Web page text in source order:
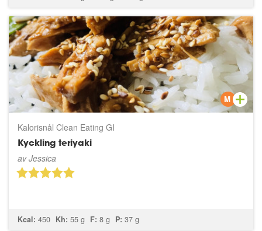
M
Kalorisnål Clean Eating GI
Kyckling teriyaki
avJessica
Kcal: 450 Kh: 55 g F: 8 g P: 37 g